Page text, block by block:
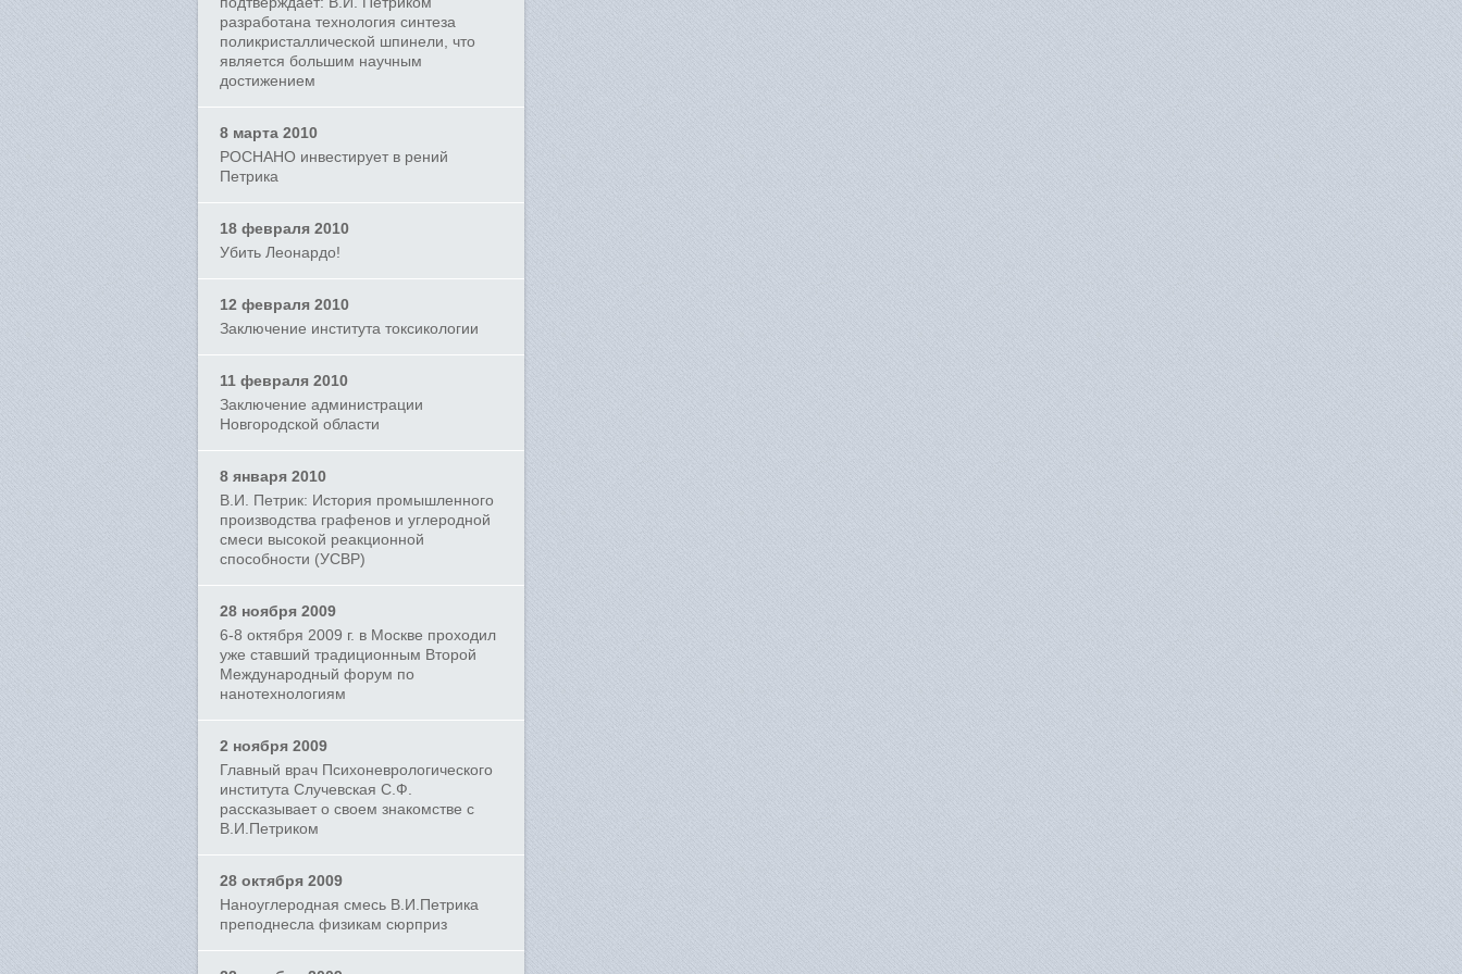
разработана технология синтеза
поликристаллической шпинели, что
является большим научным
достижением
8 марта 2010
РОСНАНО инвестирует в рений
Петрика
18 февраля 2010
Убить Леонардо!
12 февраля 2010
Заключение института токсикологии
11 февраля 2010
Заключение администрации
Новгородской области
8 января 2010
В.И. Петрик: История промышленного
производства графенов и углеродной
смеси высокой реакционной
способности (УСВР)
28 ноября 2009
6-8 октября 2009 г. в Москве проходил
уже ставший традиционным Второй
Международный форум по
нанотехнологиям
2 ноября 2009
Главный врач Психоневрологического
института Случевская С.Ф.
рассказывает о своем знакомстве с
В.И.Петриком
28 октября 2009
Наноуглеродная смесь В.И.Петрика
преподнесла физикам сюрприз